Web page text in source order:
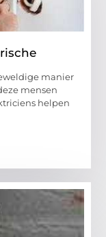
manier
mensen
helpen